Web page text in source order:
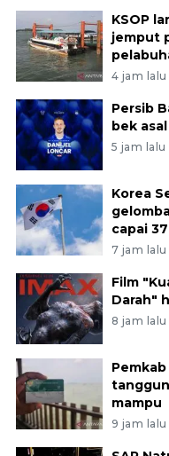
KSOP
jemput
4 jam lalu
Persib
bek
5 jam lalu
Korea
capai
7 jam lalu
Film
Darah"
8 jam lalu
mampu
9 jam lalu